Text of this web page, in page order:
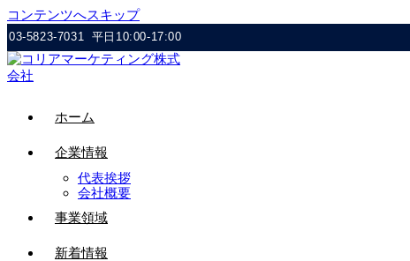
コンテンツへスキップ
03-5823-7031 平日10:00-17:00
ホーム
企業情報
代表挨拶
会社概要
事業領域
新着情報